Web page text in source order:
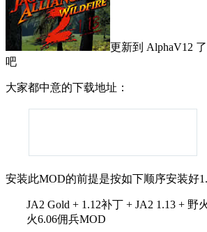
更新到 AlphaV12
吧
大家都中意的下载地址：
安装此MOD的前提是按如下顺序安装好
JA2 Gold + 1.12补丁 + JA2 1.13 + 野
火6.06佣兵MOD